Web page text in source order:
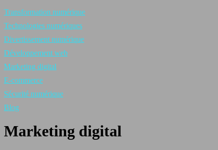
Transformation numérique
Technologies numériques
Divertissement numérique
Développement web
Marketing digital
E-commerce
Sécurité numérique
Blog
Marketing digital